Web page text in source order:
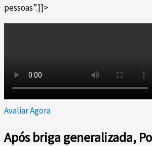
pessoas”.]]>
Avaliar Agora
Após briga generalizada,